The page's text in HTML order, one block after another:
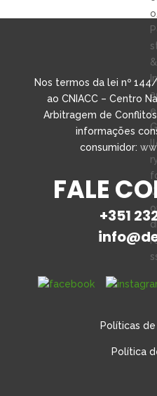
Nos termos da lei nº
ao CNIACC – Centro
Arbitragem de
informações
consumidor:
FALE
+351
Políticas
Política